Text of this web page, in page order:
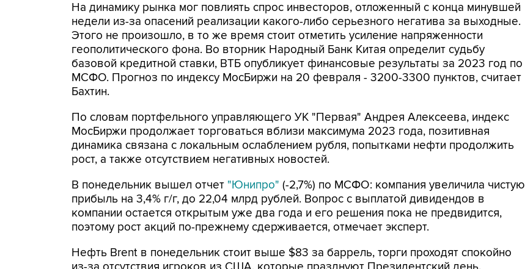
На динамику рынка мог повлиять спрос инвесторов, отложенный с конца минувшей
недели из-за опасений реализации какого-либо серьезного негатива за выходные.
Этого не произошло, в то же время стоит отметить усиление напряженности
геополитического фона. Во вторник Народный Банк Китая определит судьбу
базовой кредитной ставки, ВТБ опубликует финансовые результаты за 2023 год по
МСФО. Прогноз по индексу МосБиржи на 20 февраля - 3200-3300 пунктов, считает
Бахтин.
По словам портфельного управляющего УК "Первая" Андрея Алексеева, индекс
МосБиржи продолжает торговаться вблизи максимума 2023 года, позитивная
динамика связана с локальным ослаблением рубля, попытками нефти продолжить
рост, а также отсутствием негативных новостей.
В понедельник вышел отчет "Юнипро" (-2,7%) по МСФО: компания увеличила чистую
прибыль на 3,4% г/г, до 22,04 млрд рублей. Вопрос с выплатой дивидендов в
компании остается открытым уже два года и его решения пока не предвидится,
поэтому рост акций по-прежнему сдерживается, отмечает эксперт.
Нефть Brent в понедельник стоит выше $83 за баррель, торги проходят спокойно